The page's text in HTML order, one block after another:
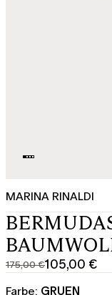
MARINA RINALDI
175,00 €
Ursprünglicher
Preis
105,00 €
Aktueller
Preis
Farbe: GRUEN